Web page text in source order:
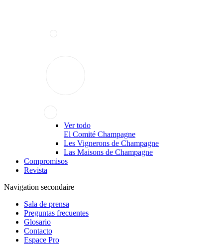
Ver todo
El Comité Champagne
Les Vignerons de Champagne
Las Maisons de Champagne
Compromisos
Revista
Navigation secondaire
Sala de prensa
Preguntas frecuentes
Glosario
Contacto
Espace Pro